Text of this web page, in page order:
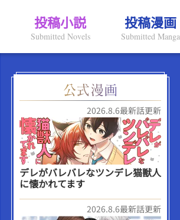
投稿小説
Submitted Novels
投稿漫画
Submitted Manga
2026.8.6最新話更新
デレがバレバレなツンデレ猫獣人
に懐かれてます
2026.8.6最新話更新